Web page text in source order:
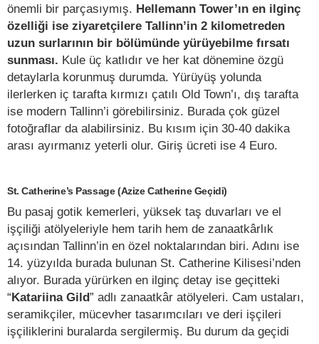
önemli bir parçasıymış. Hellemann Tower’ın en ilginç
özelliği ise ziyaretçilere Tallinn’in 2 kilometreden
uzun surlarının bir bölümünde yürüyebilme fırsatı
sunması. Kule üç katlıdır ve her kat dönemine özgü
detaylarla korunmuş durumda. Yürüyüş yolunda
ilerlerken iç tarafta kırmızı çatılı Old Town’ı, dış tarafta
ise modern Tallinn’i görebilirsiniz. Burada çok güzel
fotoğraflar da alabilirsiniz. Bu kısım için 30-40 dakika
arası ayırmanız yeterli olur. Giriş ücreti ise 4 Euro.
St. Catherine’s Passage (Azize Catherine Geçidi)
Bu pasaj gotik kemerleri, yüksek taş duvarları ve el
işçiliği atölyeleriyle hem tarih hem de zanaatkârlık
açısından Tallinn’in en özel noktalarından biri. Adını ise
14. yüzyılda burada bulunan St. Catherine Kilisesi’nden
alıyor. Burada yürürken en ilginç detay ise geçitteki
“Katariina Gild” adlı zanaatkâr atölyeleri. Cam ustaları,
seramikçiler, mücevher tasarımcıları ve deri işçileri
işçiliklerini buralarda sergilermiş. Bu durum da geçidi